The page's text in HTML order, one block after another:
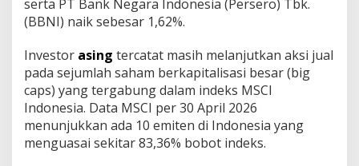
serta PT Bank Negara Indonesia (Persero) Tbk.
(BBNI) naik sebesar 1,62%.
Investor asing tercatat masih melanjutkan aksi jual
pada sejumlah saham berkapitalisasi besar (big
caps) yang tergabung dalam indeks MSCI
Indonesia. Data MSCI per 30 April 2026
menunjukkan ada 10 emiten di Indonesia yang
menguasai sekitar 83,36% bobot indeks.